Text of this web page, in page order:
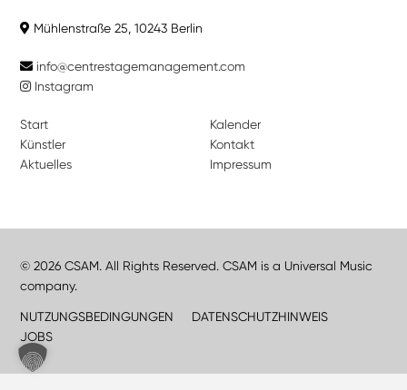
Mühlenstraße 25, 10243 Berlin
info@centrestagemanagement.com
Instagram
Start
Künstler
Aktuelles
Kalender
Kontakt
Impressum
© 2026 CSAM. All Rights Reserved. CSAM is a Universal Music
company.
NUTZUNGSBEDINGUNGEN
DATENSCHUTZHINWEIS
JOBS